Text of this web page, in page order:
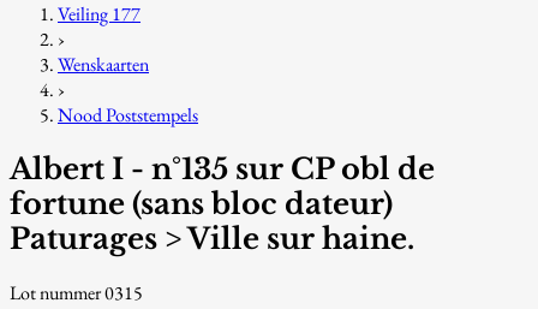
Veiling 177
›
Wenskaarten
›
Nood Poststempels
Albert I - n°135 sur CP obl de
fortune (sans bloc dateur)
Paturages > Ville sur haine.
Lot nummer 0315